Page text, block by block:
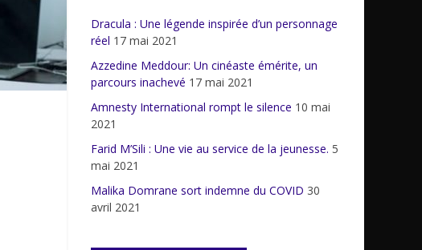
Dracula : Une légende inspirée d’un personnage
réel 17 mai 2021
Azzedine Meddour: Un cinéaste émérite, un
parcours inachevé 17 mai 2021
Amnesty International rompt le silence 10 mai
2021
Farid M’Sili : Une vie au service de la jeunesse. 5
mai 2021
Malika Domrane sort indemne du COVID 30
avril 2021